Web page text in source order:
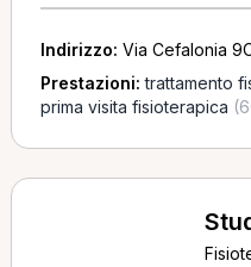
Indirizzo: Via Cefalonia
Prestazioni:trattamento
prima visita fisioterapica